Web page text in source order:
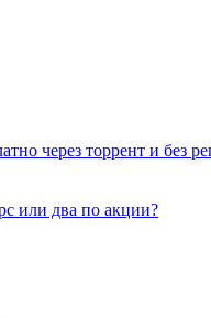
через торрент и без
или два по акции?